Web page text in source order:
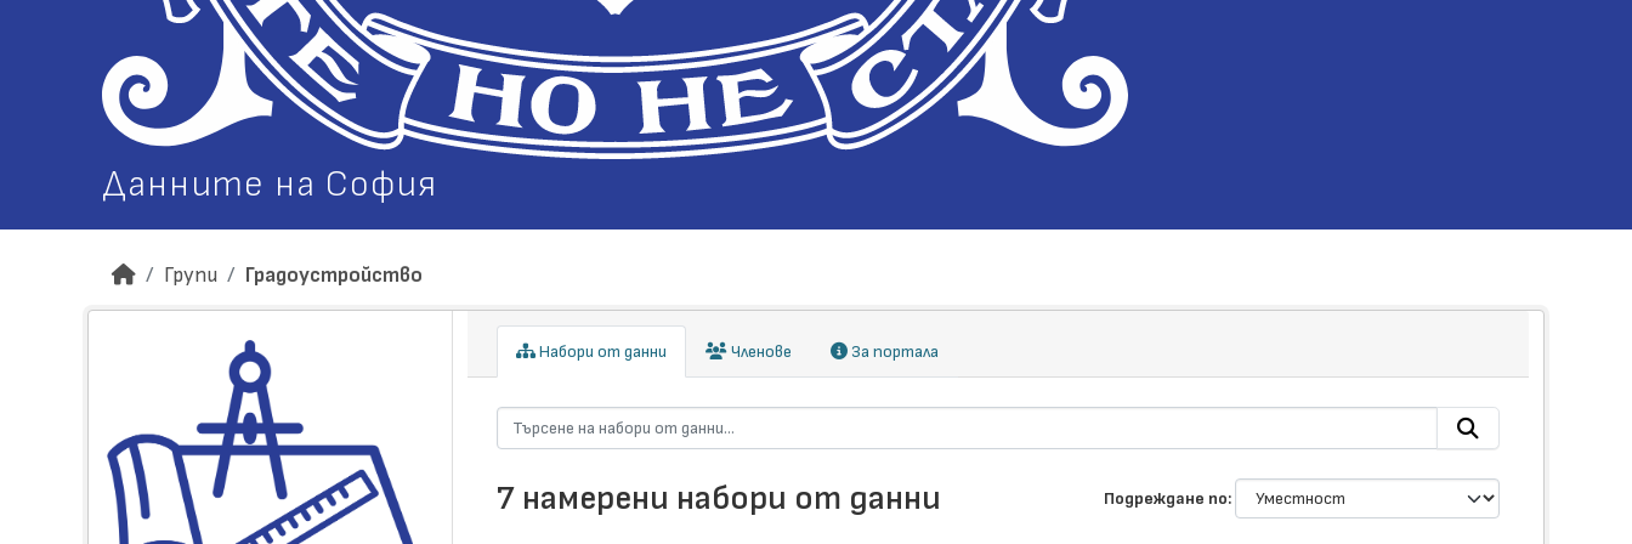
Данните на София
Групи Градоустройство
Набори от данни Членове За портала
Подреждане по
7 намерени набори от данни